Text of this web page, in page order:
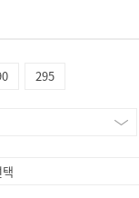
295